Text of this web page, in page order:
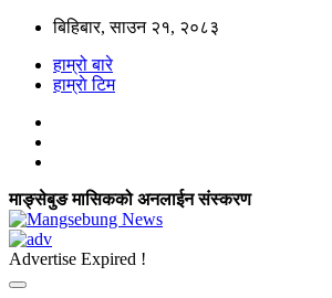
बिहिबार, साउन २१, २०८३
हाम्रो बारे
हाम्राे टिम
माङ्सेबुङ मासिकको अनलाईन संस्करण
Advertise Expired !